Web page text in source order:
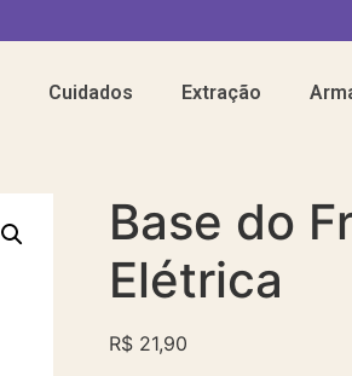
Cuidados Extração
Base do
Elétrica
R$21,90